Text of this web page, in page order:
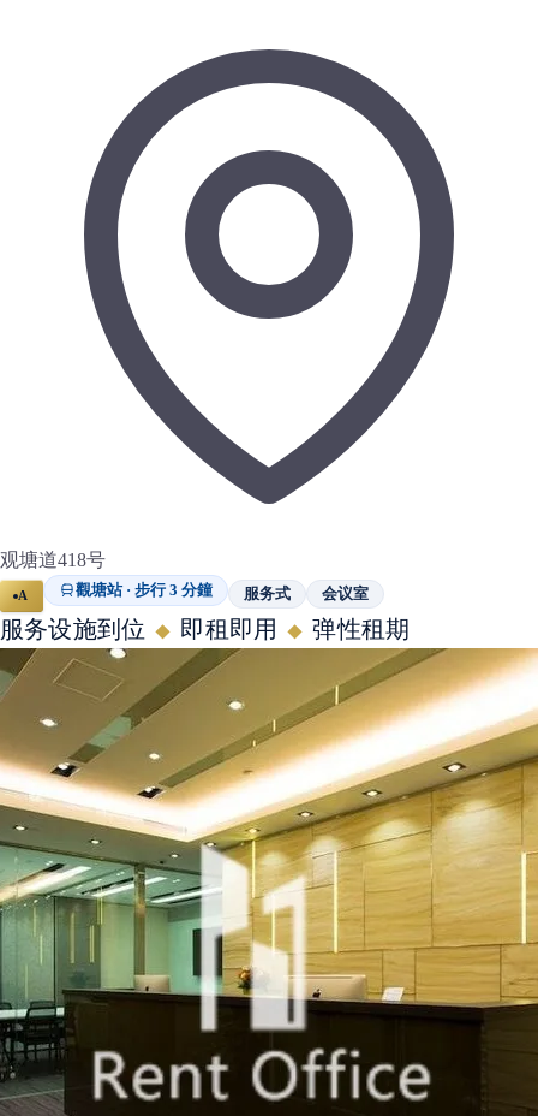
观塘道418号
A 觀塘站 · 步行 3 分鐘 服务式 会议室
服务设施到位 ◆ 即租即用 ◆ 弹性租期